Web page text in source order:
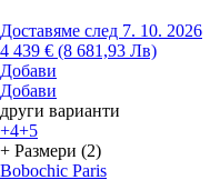
Доставяме след 7. 10. 2026
4 439 € (8 681,93 Лв)
Добави
Добави
други варианти
+4+5
+ Размери (2)
Bobochic Paris